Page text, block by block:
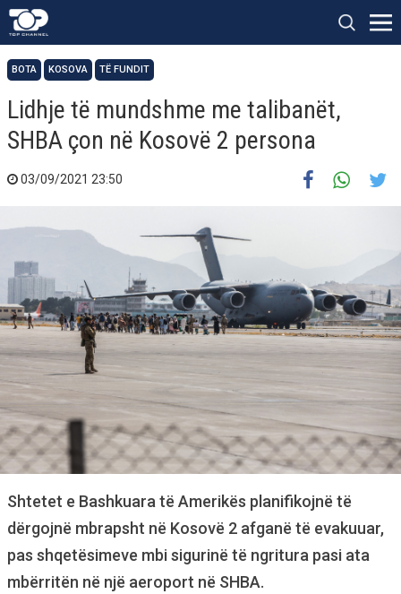
BOTA KOSOVA TË FUNDIT
Lidhje të mundshme me talibanët,
SHBA çon në Kosovë 2 persona
03/09/2021 23:50
Shtetet e Bashkuara të Amerikës planifikojnë të
dërgojnë mbrapsht në Kosovë 2 afganë të evakuuar,
pas shqetësimeve mbi sigurinë të ngritura pasi ata
mbërritën në një aeroport në SHBA.